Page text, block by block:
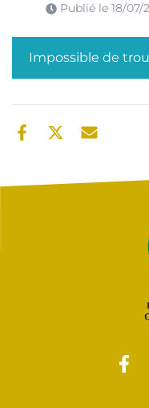
Publié le 18/07/
Impossible de